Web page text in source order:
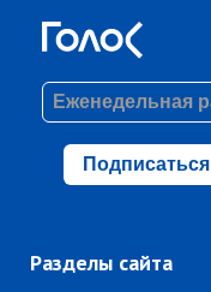
Подписаться
Разделы сайта